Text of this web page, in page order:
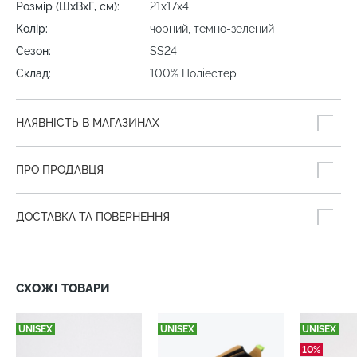
Розмір (ШхВхГ, см):
21х17х4
Колір:
чорний, темно-зелений
Сезон:
SS24
Склад:
100% Поліестер
НАЯВНІСТЬ В МАГАЗИНАХ
ПРО ПРОДАВЦЯ
ДОСТАВКА ТА ПОВЕРНЕННЯ
СХОЖІ ТОВАРИ
UNISEX UNISEX
UNISEX
10%